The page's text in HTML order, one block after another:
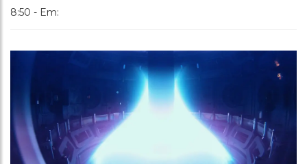
8:50 - Em: